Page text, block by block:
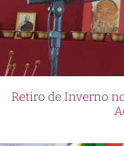
Retiro de Inverno